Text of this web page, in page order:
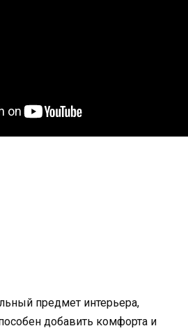
предмет интерьера,
добавить комфорта и